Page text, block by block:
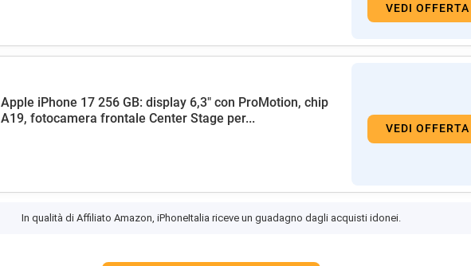
VEDI OFFERTA
Apple iPhone 17 256 GB: display 6,3" con ProMotion, chip
A19, fotocamera frontale Center Stage per...
VEDI OFFERTA
In qualità di Affiliato Amazon, iPhoneItalia riceve un guadagno dagli acquisti idonei.